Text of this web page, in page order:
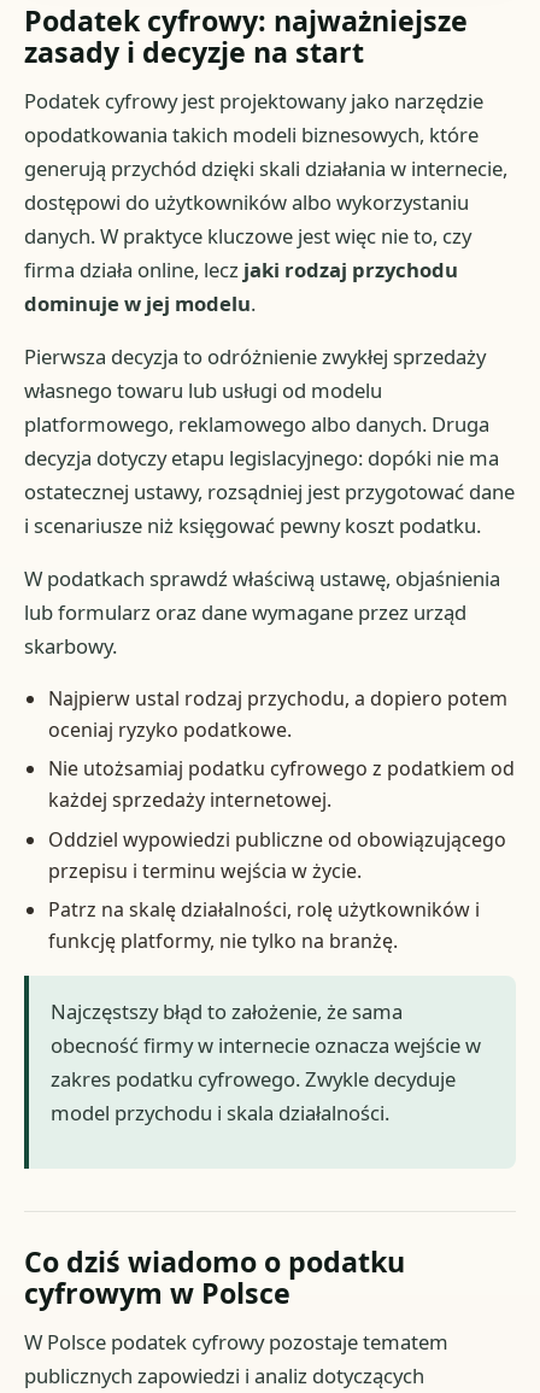
Podatek cyfrowy: najważniejsze
zasady i decyzje na start
Podatek cyfrowy jest projektowany jako narzędzie
opodatkowania takich modeli biznesowych, które
generują przychód dzięki skali działania w internecie,
dostępowi do użytkowników albo wykorzystaniu
danych. W praktyce kluczowe jest więc nie to, czy
firma działa online, lecz jaki rodzaj przychodu
dominuje w jej modelu.
Pierwsza decyzja to odróżnienie zwykłej sprzedaży
własnego towaru lub usługi od modelu
platformowego, reklamowego albo danych. Druga
decyzja dotyczy etapu legislacyjnego: dopóki nie ma
ostatecznej ustawy, rozsądniej jest przygotować dane
i scenariusze niż księgować pewny koszt podatku.
W podatkach sprawdź właściwą ustawę, objaśnienia
lub formularz oraz dane wymagane przez urząd
skarbowy.
Najpierw ustal rodzaj przychodu, a dopiero potem
oceniaj ryzyko podatkowe.
Nie utożsamiaj podatku cyfrowego z podatkiem od
każdej sprzedaży internetowej.
Oddziel wypowiedzi publiczne od obowiązującego
przepisu i terminu wejścia w życie.
Patrz na skalę działalności, rolę użytkowników i
funkcję platformy, nie tylko na branżę.
Najczęstszy błąd to założenie, że sama
obecność firmy w internecie oznacza wejście w
zakres podatku cyfrowego. Zwykle decyduje
model przychodu i skala działalności.
Co dziś wiadomo o podatku
cyfrowym w Polsce
W Polsce podatek cyfrowy pozostaje tematem
publicznych zapowiedzi i analiz dotyczących